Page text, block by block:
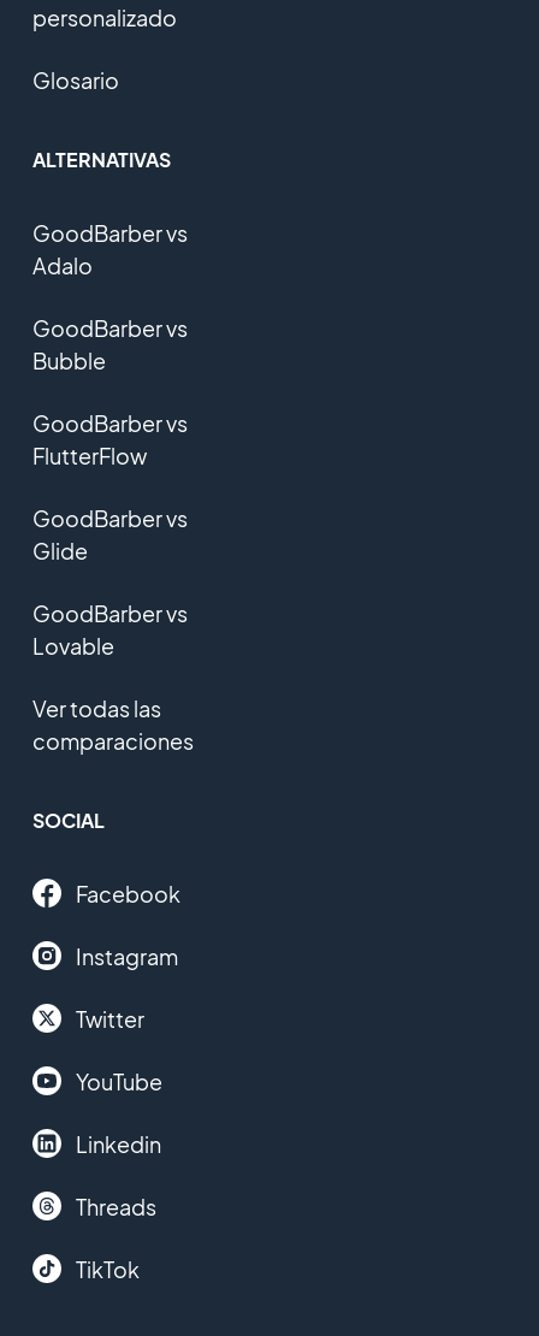
personalizado
Glosario
ALTERNATIVAS
GoodBarber vs
Adalo
GoodBarber vs
Bubble
GoodBarber vs
FlutterFlow
GoodBarber vs
Glide
GoodBarber vs
Lovable
Ver todas las
comparaciones
SOCIAL
Facebook
Instagram
Twitter
YouTube
Linkedin
Threads
TikTok